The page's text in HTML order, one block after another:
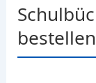
bestellen